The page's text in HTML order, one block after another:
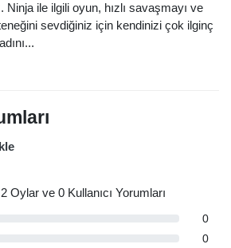
ile ilgili oyun, hızlı savaşmayı ve
sevdiğiniz için kendinizi çok ilginç
Oylar ve 0 Kullanıcı Yorumları
0
0